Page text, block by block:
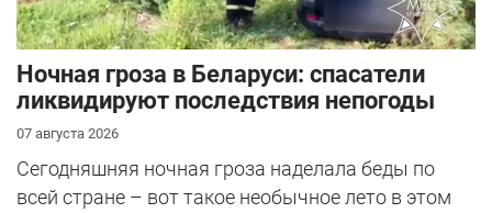
Ночная гроза в Беларуси: спасатели
ликвидируют последствия непогоды
07 августа 2026
Сегодняшняя ночная гроза наделала беды по
всей стране – вот такое необычное лето в этом